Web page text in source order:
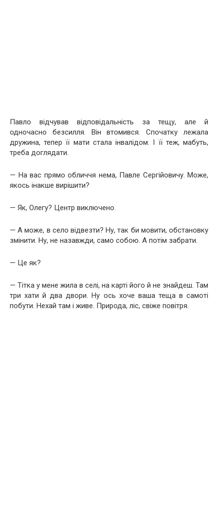
Павло відчував відповідальність за тещу, але й
одночасно безсилля. Він втомився. Спочатку лежала
дружина, тепер її мати стала інвалідом. І її теж, мабуть,
треба доглядати.
— На вас прямо обличчя нема, Павле Сергійовичу. Може,
якось інакше вирішити?
— Як, Олегу? Центр виключено.
— А може, в село відвезти? Ну, так би мовити, обстановку
змінити. Ну, не назавжди, само собою. А потім забрати.
— Це як?
— Тітка у мене жила в селі, на карті його й не знайдеш. Там
три хати й два двори. Ну ось хоче ваша теща в самоті
побути. Нехай там і живе. Природа, ліс, свіже повітря.